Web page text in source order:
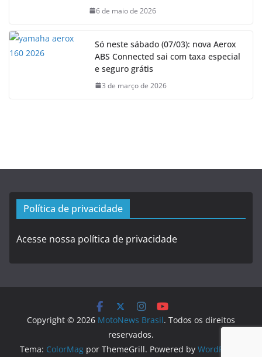
6 de maio de 2026
Só neste sábado (07/03): nova Aerox
ABS Connected sai com taxa especial
e seguro grátis
3 de março de 2026
Política de privacidade
Acesse nossa política de privacidade
Copyright © 2026 MotoNews Brasil. Todos os direitos
reservados.
Tema: ColorMag por ThemeGrill. Powered by WordPress